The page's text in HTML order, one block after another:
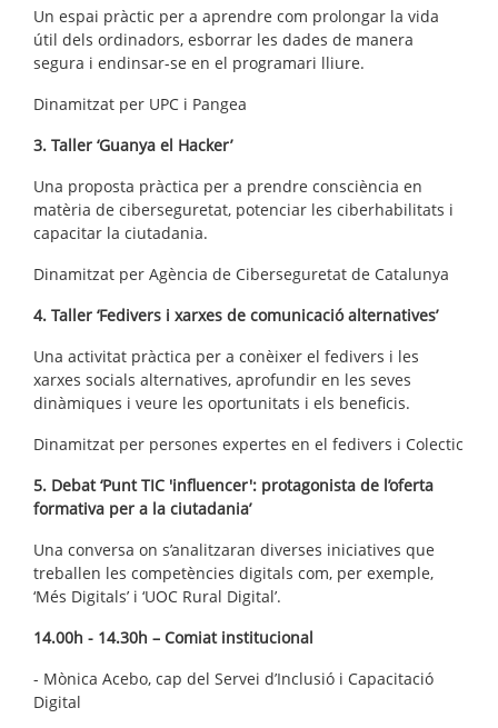
Un espai pràctic per a aprendre com prolongar la vida
útil dels ordinadors, esborrar les dades de manera
segura i endinsar-se en el programari lliure.
Dinamitzat per UPC i Pangea
3. Taller ‘Guanya el Hacker’
Una proposta pràctica per a prendre consciència en
matèria de ciberseguretat, potenciar les ciberhabilitats i
capacitar la ciutadania.
Dinamitzat per Agència de Ciberseguretat de Catalunya
4. Taller ‘Fedivers i xarxes de comunicació alternatives’
Una activitat pràctica per a conèixer el fedivers i les
xarxes socials alternatives, aprofundir en les seves
dinàmiques i veure les oportunitats i els beneficis.
Dinamitzat per persones expertes en el fedivers i Colectic
5. Debat ‘Punt TIC 'influencer': protagonista de l’oferta
formativa per a la ciutadania’
Una conversa on s’analitzaran diverses iniciatives que
treballen les competències digitals com, per exemple,
‘Més Digitals’ i ‘UOC Rural Digital’.
14.00h - 14.30h – Comiat institucional
- Mònica Acebo, cap del Servei d’Inclusió i Capacitació
Digital